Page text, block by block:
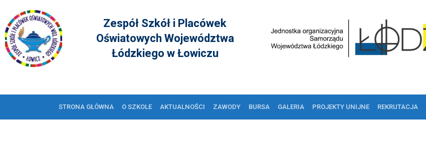
Zespół Szkół i Placówek
Oświatowych Województwa
Łódzkiego w Łowiczu
STRONA GŁÓWNA O SZKOLE AKTUALNOŚCI ZAWODY BURSA GALERIA PROJEKTY UNIJNE REKRUTACJA